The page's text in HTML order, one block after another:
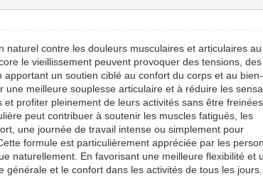
contre les douleurs musculaires et articulaires au
le vieillissement peuvent provoquer des tensions, des
un soutien ciblé au confort du corps et au
meilleure souplesse articulaire et à réduire les
profiter pleinement de leurs activités sans être
peut contribuer à soutenir les muscles fatigués, les
une journée de travail intense ou simplement pour
formule est particulièrement appréciée par les
naturellement. En favorisant une meilleure flexibilité et
et le confort dans les activités de tous les